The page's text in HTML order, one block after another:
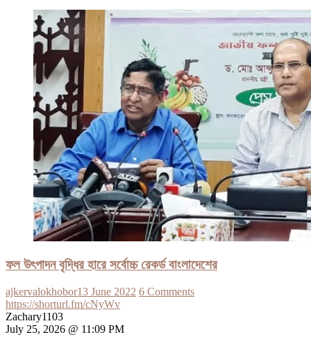
ফল উৎপাদন বৃদ্ধির হারে সর্বোচ্চ রেকর্ড বাংলাদেশের
ajkervalokhobor13 June 2022 6 Comments
https://shorturl.fm/cNyWv
Zachary1103
July 25, 2026 @ 11:09 PM